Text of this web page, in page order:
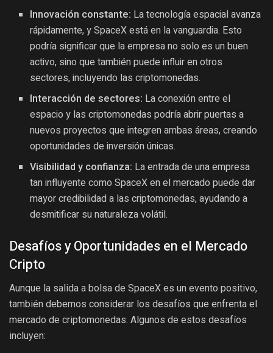
Innovación constante: La tecnología espacial avanza
rápidamente, y SpaceX está en la vanguardia. Esto
podría significar que la empresa no solo es un buen
activo, sino que también puede influir en otros
sectores, incluyendo las criptomonedas.
Interacción de sectores: La conexión entre el
espacio y las criptomonedas podría abrir puertas a
nuevos proyectos que integren ambas áreas, creando
oportunidades de inversión únicas.
Visibilidad y confianza: La entrada de una empresa
tan influyente como SpaceX en el mercado puede dar
mayor credibilidad a las criptomonedas, ayudando a
desmitificar su naturaleza volátil.
Desafíos y Oportunidades en el Mercado
Cripto
Aunque la salida a bolsa de SpaceX es un evento positivo,
también debemos considerar los desafíos que enfrenta el
mercado de criptomonedas. Algunos de estos desafíos
incluyen: